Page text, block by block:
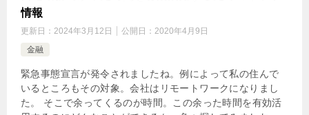
情報
更新日： 2024年3月12日 公開日： 2020年4月9日
金融
緊急事態宣言が発令されましたね。例によって私の住んで
いるところもその対象。会社はリモートワークになりまし
た。 そこで余ってくるのが時間。この余った時間を有効活